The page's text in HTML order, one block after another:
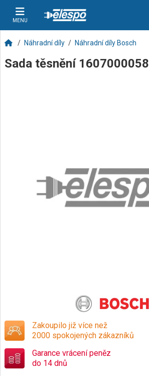
MENU
Náhradní díly Náhradní díly Bosch
Sada těsnění 1607000058
Zakoupilo již více než
2000 spokojených zákazníků
Garance vrácení peněz
do 14 dnů